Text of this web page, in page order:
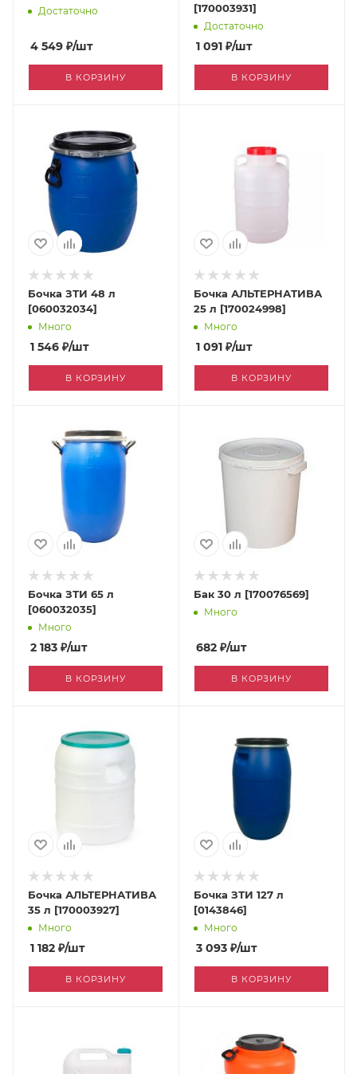
Достаточно
4 549 ₽/шт
В КОРЗИНУ
[170003931]
Достаточно
1 091 ₽/шт
В КОРЗИНУ
Бочка ЗТИ 48 л
[060032034]
Много
1 546 ₽/шт
В КОРЗИНУ
Бочка АЛЬТЕРНАТИВА
25 л [170024998]
Много
1 091 ₽/шт
В КОРЗИНУ
Бочка ЗТИ 65 л
[060032035]
Много
2 183 ₽/шт
В КОРЗИНУ
Бак 30 л [170076569]
Много
682 ₽/шт
В КОРЗИНУ
Бочка АЛЬТЕРНАТИВА
35 л [170003927]
Много
1 182 ₽/шт
В КОРЗИНУ
Бочка ЗТИ 127 л
[0143846]
Много
3 093 ₽/шт
В КОРЗИНУ